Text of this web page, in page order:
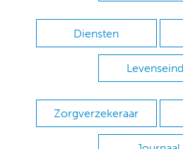
Diensten
Zorgverzekeraar